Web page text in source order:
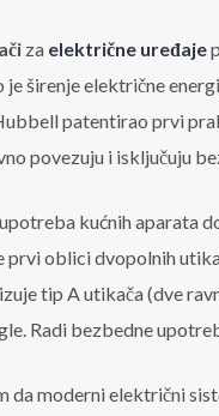
za električne uređaje
je širenje električne
patentirao prvi
povezuju i isključuju
upotreba kućnih aparata
prvi oblici dvopolnih
tip A utikača (dve
Radi bezbedne
da moderni električni